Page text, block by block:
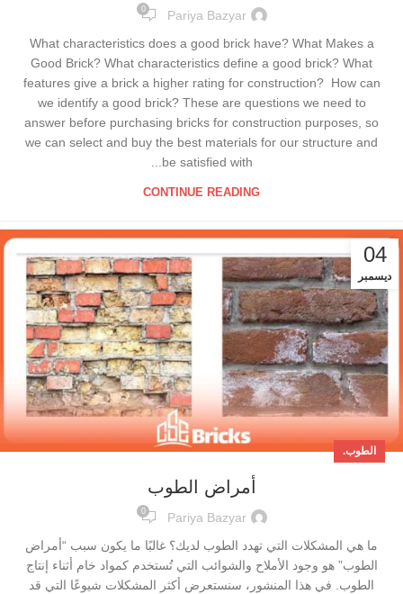
Pariya Bazyar
0
What characteristics does a good brick have? What Makes a
Good Brick? What characteristics define a good brick? What
features give a brick a higher rating for construction? How can
we identify a good brick? These are questions we need to
answer before purchasing bricks for construction purposes, so
we can select and buy the best materials for our structure and
be satisfied with...
CONTINUE READING
04
ديسمبر
الطوب.
أمراض الطوب
Pariya Bazyar
0
ما هي المشكلات التي تهدد الطوب لديك؟ غالبًا ما يكون سبب “أمراض
الطوب” هو وجود الأملاح والشوائب التي تُستخدم كمواد خام أثناء إنتاج
الطوب. في هذا المنشور، سنستعرض أكثر المشكلات شيوعًا التي قد